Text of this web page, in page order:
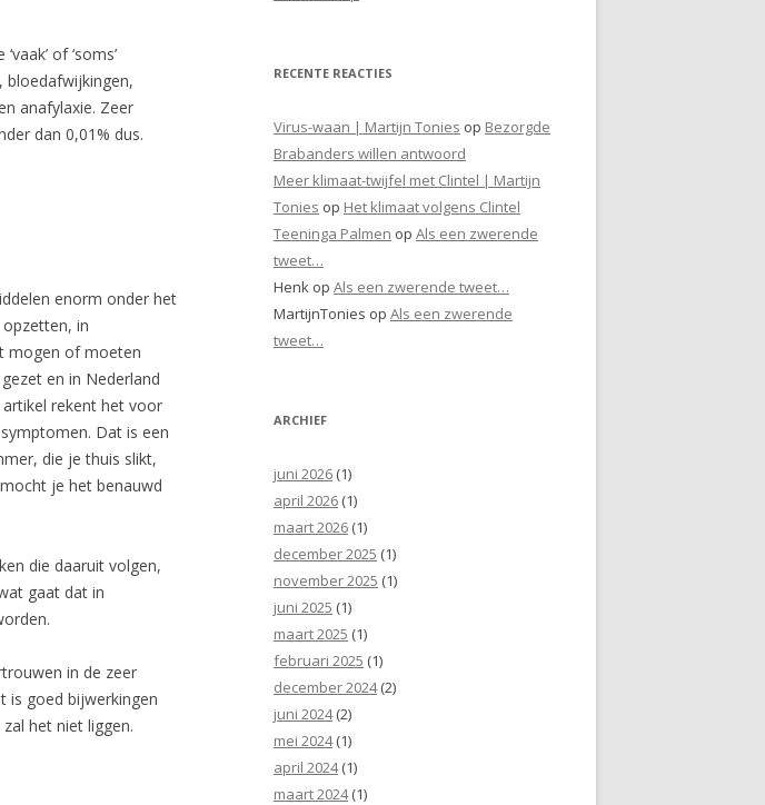
of ‘soms’
bloedafwijkingen,
anafylaxie. Zeer
dan 0,01% dus.
enorm onder het
in
mogen of moeten
en in Nederland
rekent het voor
Dat is een
die je thuis slikt,
je het benauwd
die daaruit volgen,
gaat dat in
in de zeer
is goed bijwerkingen
het niet liggen.
RECENTE REACTIES
Virus-waan | Martijn Tonies op Bezorgde
Brabanders willen antwoord
Meer klimaat-twijfel met Clintel | Martijn
Tonies op Het klimaat volgens Clintel
Teeninga Palmen op Als een zwerende
tweet…
Henk op Als een zwerende tweet…
MartijnTonies op Als een zwerende
tweet…
ARCHIEF
juni 2026 (1)
april 2026 (1)
maart 2026 (1)
december 2025 (1)
november 2025 (1)
juni 2025 (1)
maart 2025 (1)
februari 2025 (1)
december 2024(2)
juni 2024(2)
mei 2024(1)
april 2024(1)
maart 2024(1)